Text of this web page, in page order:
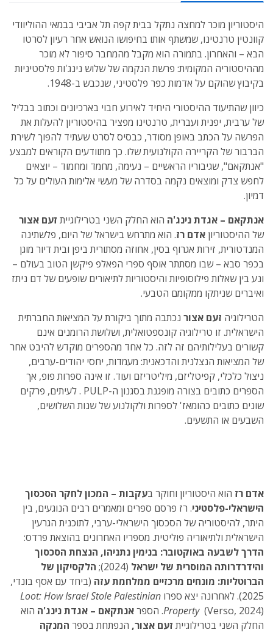
היסטוריון מוכר למחצה נתקל בבית קפה תל אביבי בבמאי ההוליוודי
קוונטין טרנטינו, שמשתף אותו בחיפושו הנואש אחר רעיון לסרטו
הבא – והאחרון. בתמורה הוא מקבל מהמחבר סיפור לא מוכר
מההיסטוריה המקומית: פרשת הנקמה של שלוש נינג'ות פלסטיניות
בקיבוץ שהוקם על אדמות כפר פלסטיני, שנכבש ב-1948.
כיוון שהתיעוד ההיסטורי היחיד לאירוע חבוי בארכיונים וכתוב בבליל
של ערבית, יפנית ועברית, טרנטינו מפציר בהיסטוריון להעלות את
הפרשה על הכתב באופן מסודר, כבסיס לסרט שעתיד להפוך לשירת
הברבור של הקריירה הקולנועית שלו. כך מתוודעים הקוראים למבצע
"אנתקאם", שגיבוריו הראשיים – נעימה, מחמד ומחמוד – יוצאים
לחפש צדק ומוצאים נקמה בסדרה של מעשי אלימות העולים על כל
דמיון.
אנתקאם – אגדת נינג'ה הוא החלק השני בטרילוגיית זעם אצור
של ההיסטוריון אדם רז. הוא מתרחש בישראל של היום, פלשתינה
המנדטורית, זירות אגרוף בסין, אחוזה מסתורית ביפן ובית דיור מוגן
בכפר סבא – שבו מסתתר אוסף ספרי הפאלפ פיקשן הטוב בעולם –
ונע בין שאלות פילוסופיות והיסטוריות לתיאורים שופעים של דם ניתז
ואיברים שניתקו ממקומם הטבעי.
הטרילוגיה זעם אצור נכתבה מתוך ביקורת על המציאות החברתית
הישראלית. זו טרילוגיה קונספטואלית, ושלושת הרומנים אינם
קשורים בעלילותיהם זה לזה. כל אחד מהספרים מוקדש להיבט אחר
של המציאות הנצלנית והדכאנית: מעמדות, יחסי יהודים-ערבים,
ניצול כלכלי, קפיטליזם, מיליטריזם ועוד. זו אינה ספרות פופ, אך
הספרים כתובים בצורה מופגנת בסגנון ה-PULP . לעיתים, פרקים
שונים כתובים כהומאז' לספרות ולקולנוע של שנות השלושים,
השבעים או התשעים.
אדם רז הוא היסטוריון וחוקר בעקבות – המכון לחקר הסכסוך
הישראלי-פלסטיני. רז פרסם ספרים ומאמרים רבים הנוגעים, בין
היתר, להיסטוריה של הסכסוך הישראלי-ערבי, לתוכנית הגרעין
הישראלית ולתיאוריה פוליטית. מספריו האחרונים בהוצאת פרדס:
הדרך לשבעה באוקטובר: בנימין נתניהו, הנצחת הסכסוך
והידרדרותה המוסרית של ישראל (2024);
הלקסיקון של
הברוטליות: מונחים מרכזיים ממלחמת עזה (ביחד עם אסף בונדי,
2025). לאחרונה יצא ספרו
Loot: How Israel Stole Palestinian
Property(Verso, 2024). הספר אנתקאם – אגדת נינג'ה הוא
החלק השני בטרילוגיית זעם אצור, הנפתחת בספר המנקה